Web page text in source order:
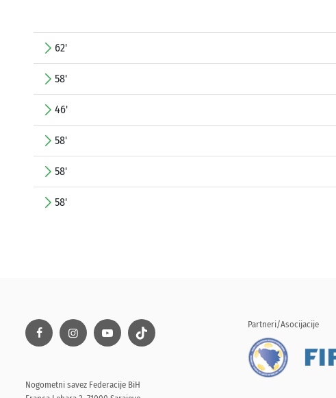
62'
58'
46'
58'
58'
58'
Nogometni savez Federacije BiH
Partneri/Asocijacije